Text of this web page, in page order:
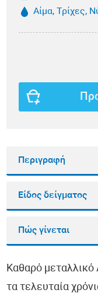
Αίμα, Τρίχες,
Περιγραφή
Είδος δείγματος
Πώς γίνεται
Καθαρό μεταλλικό
τα τελευταία